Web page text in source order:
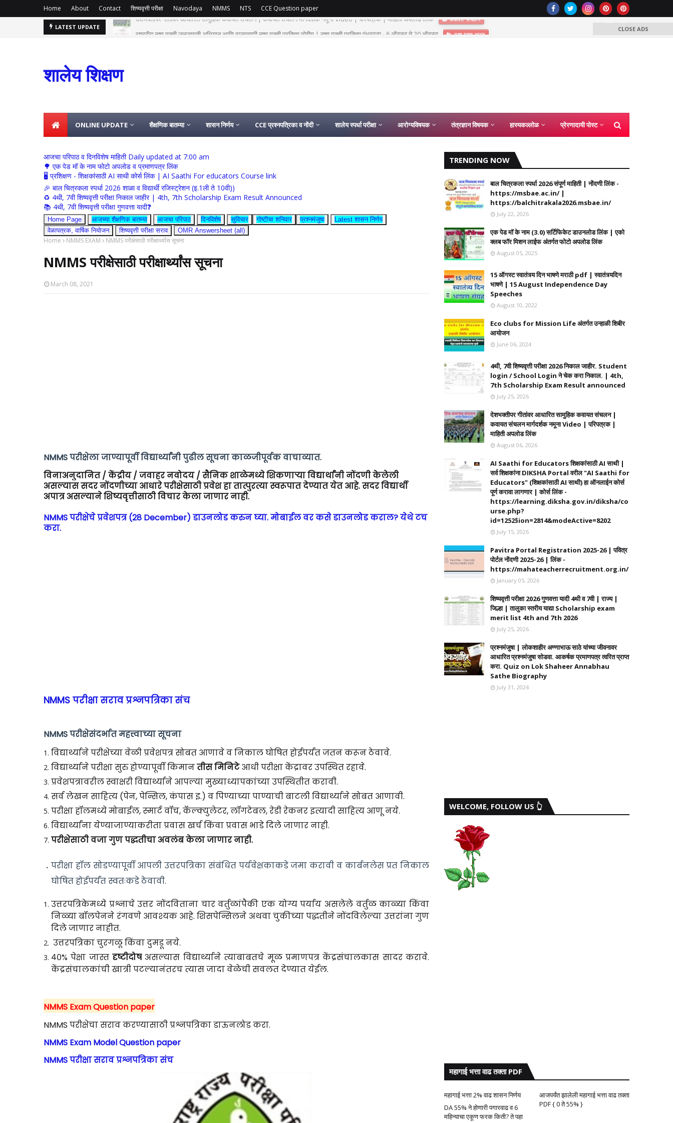
Home About Contact शिष्यवृत्ती परीक्षा Navodaya NMMS NTS CCE Question paper
LATEST UPDATE नशा मुक्त भारत
शालेय शिक्षण
ONLINE UPDATE शैक्षणिक बातम्या शासन निर्णय CCE प्रश्नपत्रिका व नोंदी शालेय स्पर्धा परीक्षा आरोग्यविषयक तंत्रज्ञान विषयक हास्यकल्लोळ प्रेरणादायी पोस्ट
आजचा परिपाठ व दिनविशेष माहिती Daily updated at 7:00 am
🌳 एक पेड मॉ के नाम फोटो अपलोड व प्रमाणपत्र लिंक
🖥 प्रशिक्षण - शिक्षकांसाठी AI साथी कोर्स लिंक | AI Saathi For educators Course link
🎉 बाल चित्रकला स्पर्धा 2026 शाळा व विद्यार्थी रजिस्ट्रेशन (इ.1ली ते 10वी))
♻️ 4थी, 7वी शिष्यवृत्ती परीक्षा निकाल जाहीर | 4th, 7th Scholarship Exam Result Announced
📚 4थी, 7वी शिष्यवृत्ती परीक्षा गुणवत्ता यादी❓
Home Page आजच्या शैक्षणिक बातम्या आजचा परिपाठ दिनविशेष सुविचार गोष्टीचा शनिवार प्रश्नमंजुषा
Latest शासन निर्णय
वेळापत्रक, वार्षिक नियोजन
शिष्यवृत्ती परीक्षा सराव OMR Answersheet (all)
Home NMMS EXAM NMMS परीक्षेसाठी परीक्षार्थ्यांस सूचना
NMMS परीक्षेसाठी परीक्षार्थ्यांस सूचना
March 08, 2021
NMMS परीक्षेला जाण्यापूर्वी विद्यार्थ्यांनी पुढील सूचना काळजीपूर्वक वाचाव्यात.
विनाअनुदानित / केंद्रीय / जवाहर नवोदय / सैनिक शाळेमध्ये शिकणाऱ्या विद्यार्थांनी नोंदणी केलेली
असल्यास सदर नोंदणीच्या आधारे परीक्षेसाठी प्रवेश हा तात्पुरत्या स्वरूपात देण्यात येत आहे. सदर विद्यार्थी
अपात्र असल्याने शिष्यवृत्तीसाठी विचार केला जाणार नाही.
NMMS परीक्षेचे प्रवेशपत्र (28 December) डाउनलोड करुन घ्या. मोबाईल वर कसे डाउनलोड कराल? येथे टच
करा.
NMMS परीक्षा सराव प्रश्नपत्रिका संच
NMMS परीक्षेसंदर्भात महत्त्वाच्या सूचना
विद्यार्थ्याने परीक्षेच्या वेळी प्रवेशपत्र सोबत आणावे व निकाल घोषित होईपर्यंत जतन करून ठेवावे.
विद्यार्थ्याने परीक्षा सुरु होण्यापूर्वी किमानतीसमिनिटेआधी परीक्षा केंद्रावर उपस्थित रहावे.
प्रवेशपत्रावरील स्वाक्षरी विद्यार्थ्याने आपल्या मुख्याध्यापकांच्या उपस्थितीत करावी.
सर्व लेखन साहित्य (पेन, पेन्सिल, कंपास इ.) वपिण्याच्या पाण्याची बाटली विद्यार्थ्याने सोबत आणावी.
परीक्षा हॉलमध्ये मोबाईल, स्मार्ट वॉच, कॅल्क्युलेटर, लॉगटेबल, रेडी रेकनर इत्यादी साहित्य आणू नये.
विद्यार्थ्यांना येण्याजाण्याकरीता प्रवास खर्च किंवा प्रवास भाडे दिले जाणार नाही.
परीक्षेसाठी वजा गुण पद्धतीचा अवलंब केला जाणार नाही.
परीक्षा हॉल सोडण्यापूर्वी आपली उत्तरपत्रिका संबंधित पर्यवेक्षकाकडे जमा करावी व कार्बनलेस प्रत निकाल
घोषित होईपर्यंत स्वतःकडे ठेवावी.
उत्तरपत्रिकेमध्ये प्रश्नाचे उत्तर नोंदविताना चार वर्तुळांपैकी एक योग्य पर्याय असलेले वर्तुळ काळ्या किंवा
निळ्या बॉलपेनने रंगवणे आवश्यक आहे. शिसपेन्सिलने अथवा चुकीच्या पद्धतीने नोंदविलेल्या उत्तरांना गुण
दिले जाणार नाहीत.
उत्तरपत्रिका चुरगळू किंवा दुमडू नये.
४०% पेक्षा जास्तदृष्टीदोषअसल्यास विद्यार्थ्याने त्याबाबतचे मूळ प्रमाणपत्र केंद्रसंचालकास सादर करावे.
केंद्रसंचालकांची खात्री पटल्यानंतरच त्यास जादा वेळेची सवलत देण्यात येईल.
NMMS Exam Question paper
NMMS परीक्षेचा सराव करण्यासाठी प्रश्नपत्रिका डाऊनलोड करा.
NMMS Exam Model Question paper
NMMS परीक्षा सराव प्रश्नपत्रिका संच
TRENDING NOW
बाल चित्रकला स्पर्धा 2026 संपूर्ण माहिती | नोंदणी लिंक -
https://msbae.ac.in/ |
https://balchitrakala2026.msbae.in/
July 22, 2026
एक पेड मॉ के नाम (3.0) सर्टिफिकेट डाउनलोड लिंक | एको
क्लब फॉर मिशन लाईफ अंतर्गत फोटो अपलोड लिंक
August 05, 2025
15 ऑगस्ट स्वातंत्र्य दिन भाषणे मराठी pdf | स्वातंत्र्यदिन
भाषणे | 15 August Independence Day
Speeches
August 10, 2022
Eco clubs for Mission Life अंतर्गत उन्हाळी शिबीर
आयोजन
June 06, 2024
4थी, 7वी शिष्यवृत्ती परीक्षा 2026 निकाल जाहीर. Student
login / School Login ने चेक करा निकाल. | 4th,
7th Scholarship Exam Result announced
July 25, 2026
देशभक्तीपर गीतांवर आधारित सामुहिक कवायत संचलन |
कवायत संचलन मार्गदर्शक नमूना Video | परिपत्रक |
माहिती अपलोड लिंक
August 06, 2026
AI Saathi for Educators शिक्षकांसाठी AI साथी |
सर्व शिक्षकांना DIKSHA Portal वरील "AI Saathi for
Educators" (शिक्षकांसाठी AI साथी) हा ऑनलाईन कोर्स
पूर्ण करावा लागणार | कोर्स लिंक -
https://learning.diksha.gov.in/diksha/co
urse.php?
id=1252§ion=2814&modeActive=8202
July 15, 2026
Pavitra Portal Registration 2025-26 | पवित्र
पोर्टल नोंदणी 2025-26 | लिंक -
https://mahateacherrecruitment.org.in/
January 05, 2026
शिष्यवृत्ती परीक्षा 2026 गुणवत्ता यादी 4थी व 7वी | राज्य |
जिल्हा | तालुका स्तरीय याद्या Scholarship exam
merit list 4th and 7th 2026
July 25, 2026
प्रश्नमंजुषा | लोकशाहीर अण्णाभाऊ साठे यांच्या जीवनावर
आधारित प्रश्नमंजुषा सोडवा. आकर्षक प्रमाणपत्र त्वरित प्राप्त
करा. Quiz on Lok Shaheer Annabhau
Sathe Biography
July 31, 2024
WELCOME, FOLLOW US 👆
महागाई भत्ता वाढ तक्ता PDF
महागाई भत्ता 2% वाढ शासन निर्णय
आजपर्यंत झालेली महागाई भत्ता वाढ तक्ता
PDF { 0 ते 55% }
DA 55% ने होणारी पगारवाढ व 6
महिन्याचा एकूण फरक किती? ते पहा
CLOSE ADS